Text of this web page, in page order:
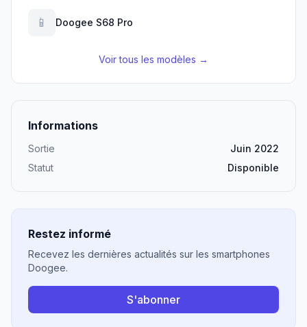
📱 Doogee S68 Pro
Voir tous les modèles →
Informations
Sortie
Juin 2022
Statut
Disponible
Restez informé
Recevez les dernières actualités sur les smartphones
Doogee.
S'abonner